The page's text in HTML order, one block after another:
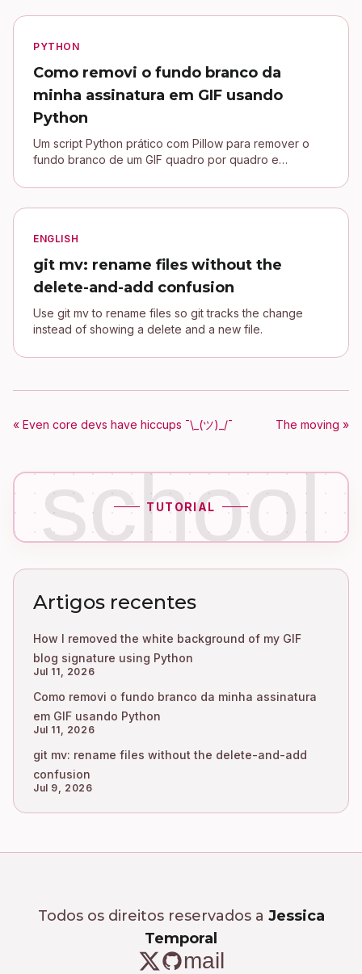
PYTHON
Como removi o fundo branco da
minha assinatura em GIF usando
Python
Um script Python prático com Pillow para remover o
fundo branco de um GIF quadro por quadro e
ENGLISH
git mv: rename files without the
delete-and-add confusion
Use git mv to rename files so git tracks the change
instead of showing a delete and a new file.
« Even core devs have hiccups ¯\_(ツ)_/¯ The moving »
school
TUTORIAL
Artigos recentes
How I removed the white background of my GIF
blog signature using Python
Jul 11, 2026
Como removi o fundo branco da minha assinatura
em GIF usando Python
Jul 11, 2026
git mv: rename files without the delete-and-add
confusion
Jul 9, 2026
Todos os direitos reservados a Jessica
Temporal
mail